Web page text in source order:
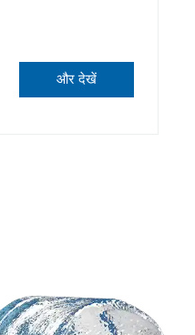
और देखें